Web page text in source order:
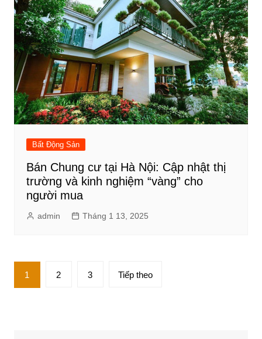
Bất Động Sản
Bán Chung cư tại Hà Nội: Cập nhật thị
trường và kinh nghiệm “vàng” cho
người mua
admin Tháng 1 13, 2025
Phân
trang
1 2 3 Tiếp theo